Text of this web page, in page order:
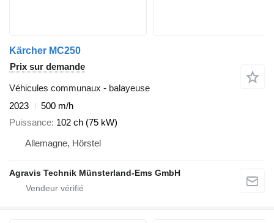
Kärcher MC250
Prix sur demande
Véhicules communaux - balayeuse
2023
500 m/h
Puissance 102 ch (75 kW)
Allemagne, Hörstel
Agravis Technik Münsterland-Ems GmbH